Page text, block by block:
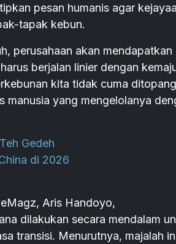
pesan humanis agar
tapak kebun.
perusahaan akan mendapatkan
berjalan linier dengan
kita tidak cuma ditopang
manusia yang mengelolanya
Gedeh
di 2026
Aris Handoyo,
dilakukan secara mendalam
transisi. Menurutnya, majalah